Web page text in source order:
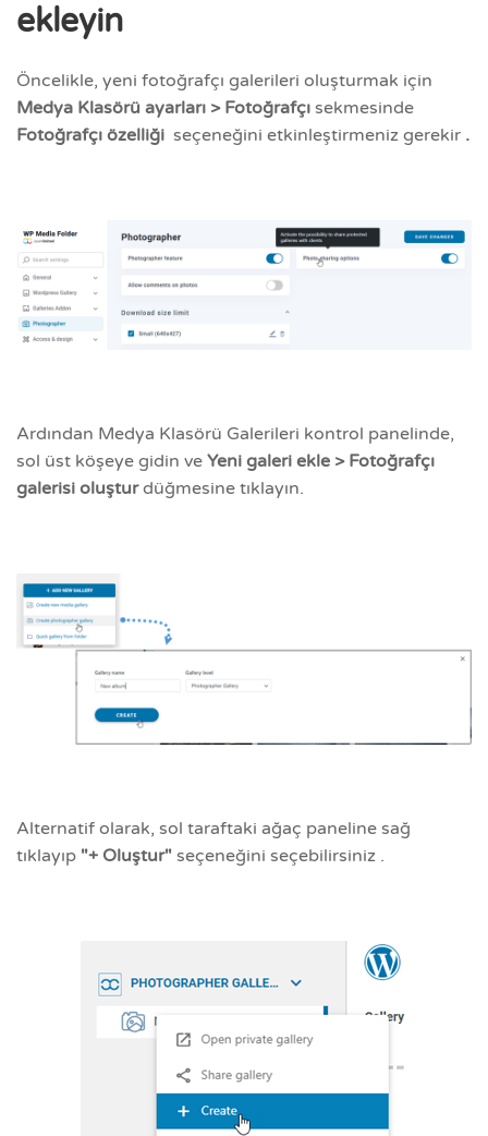
ekleyin
Öncelikle, yeni fotoğrafçı galerileri oluşturmak için
Medya Klasörü ayarları > Fotoğrafçı sekmesinde
Fotoğrafçı özelliği seçeneğini etkinleştirmeniz gerekir .
Ardından Medya Klasörü Galerileri kontrol panelinde,
sol üst köşeye gidin ve Yeni galeri ekle > Fotoğrafçı
galerisi oluşturdüğmesine tıklayın.
Alternatif olarak, sol taraftaki ağaç paneline sağ
tıklayıp "+ Oluştur" seçeneğini seçebilirsiniz .